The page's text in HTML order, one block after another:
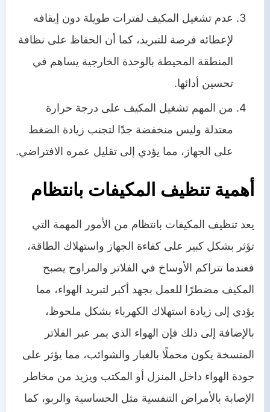
عدم تشغيل المكيف لفترات طويلة دون إيقافه
لإعطائه فرصة للتبريد، كما أن الحفاظ على نظافة
المنطقة المحيطة بالوحدة الخارجية يساهم في
تحسين أدائها.
من المهم تشغيل المكيف على درجة حرارة
معتدلة وليس منخفضة جدًا لتجنب زيادة الضغط
على الجهاز، مما يؤدي إلى تقليل عمره الافتراضي.
أهمية تنظيف المكيفات بانتظام
يعد تنظيف المكيفات بانتظام من الأمور المهمة التي
تؤثر بشكل كبير على كفاءة الجهاز واستهلاك الطاقة،
فعندما تتراكم الأوساخ في الفلاتر والمراوح يصبح
المكيف مضطرًا للعمل بجهد أكبر لتبريد الهواء، مما
يؤدي إلى زيادة استهلاك الكهرباء بشكل ملحوظ،
بالإضافة إلى ذلك فإن الهواء الذي يمر عبر الفلاتر
المتسخة يكون محملًا بالغبار والشوائب، مما يؤثر على
جودة الهواء داخل المنزل أو المكتب ويزيد من مخاطر
الإصابة بالأمراض التنفسية مثل الحساسية والربو، كما